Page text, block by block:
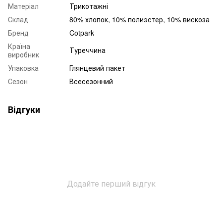
Матеріал
Трикотажні
Склад
80% хлопок, 10% полиэстер, 10% вискоза
Бренд
Cotpark
Країна
виробник
Туреччина
Упаковка
Глянцевий пакет
Сезон
Всесезонний
Відгуки
Додайте перший відгук